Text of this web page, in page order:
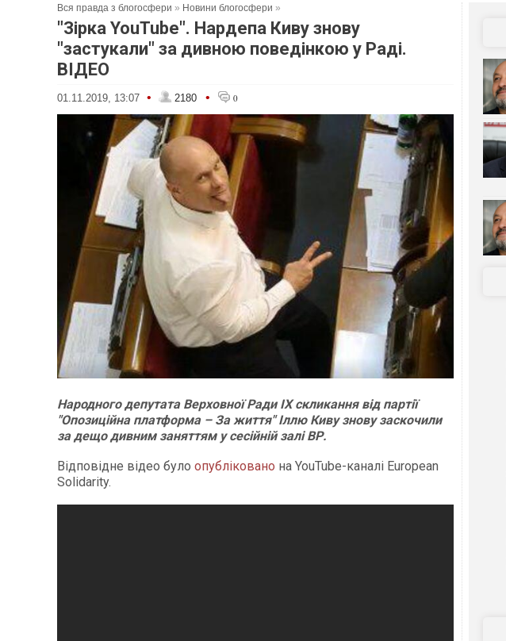
Вся правда з блогосфери » Новини блогосфери »
"Зірка YouTube". Нардепа Киву знову
"застукали" за дивною поведінкою у Раді.
ВІДЕО
01.11.2019, 13:07 • 2180 • 0
Народного депутата Верховної Ради IX скликання від партії
"Опозиційна платформа – За життя" Іллю Киву знову заскочили
за дещо дивним заняттям у сесійній залі ВР.
Відповідне відео було опубліковано на YouTube-каналі European
Solidarity.